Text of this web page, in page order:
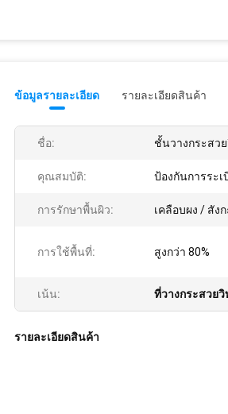
ข้อมูลรายละเอียด รายละเอียดสินค้า
ชื่อ: ชั้นวางกระสว
คุณสมบัติ: ป้องกันการระเ
การรักษาพื้นผิว: เคลือบผง / สัง
การใช้พื้นที่: สูงกว่า 80%
เน้น: ที่วางกระสวยวิ
รายละเอียดสินค้า